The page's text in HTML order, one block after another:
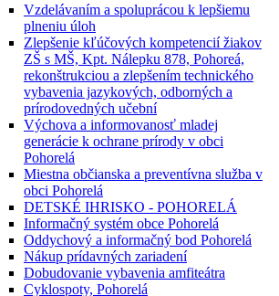
Vzdelávaním a spoluprácou k lepšiemu
plneniu úloh
Zlepšenie kľúčových kompetencií žiakov
ZŠ s MŠ, Kpt. Nálepku 878, Pohoreá,
rekonštrukciou a zlepšením technického
vybavenia jazykových, odborných a
prírodovedných učební
Výchova a informovanosť mladej
generácie k ochrane prírody v obci
Pohorelá
Miestna občianska a preventívna služba v
obci Pohorelá
DETSKÉ IHRISKO - POHORELÁ
Informačný systém obce Pohorelá
Oddychový a informačný bod Pohorelá
Nákup prídavných zariadení
Dobudovanie vybavenia amfiteátra
Cyklospoty, Pohorelá